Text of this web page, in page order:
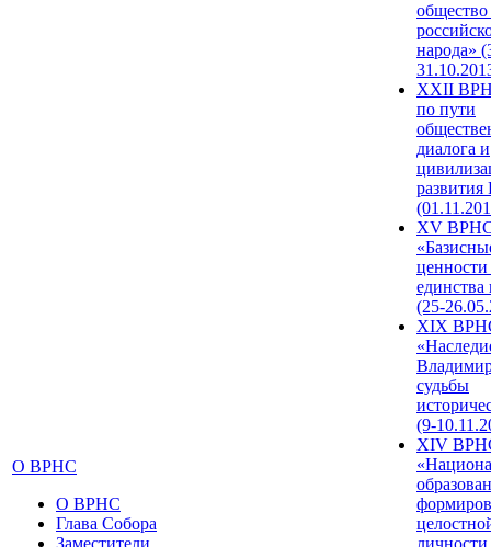
О ВРНС
О ВРНС
Глава Собора
Заместители
народа»
XXII
по пути
диалога и
развития
XV
единства
(25-
XIX
судьбы
(9-
XIV